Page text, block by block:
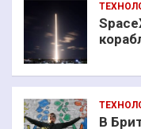
В